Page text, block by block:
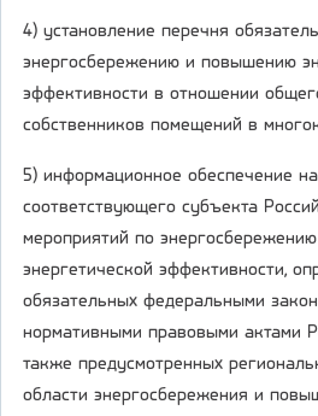
4) установление перечня
энергосбережению и повышению
эффективности в отношении
собственников помещений в
5) информационное обеспечение
соответствующего субъекта
мероприятий по
энергетической эффективности,
обязательных федеральными
нормативными правовыми актами
также предусмотренных
области энергосбережения и